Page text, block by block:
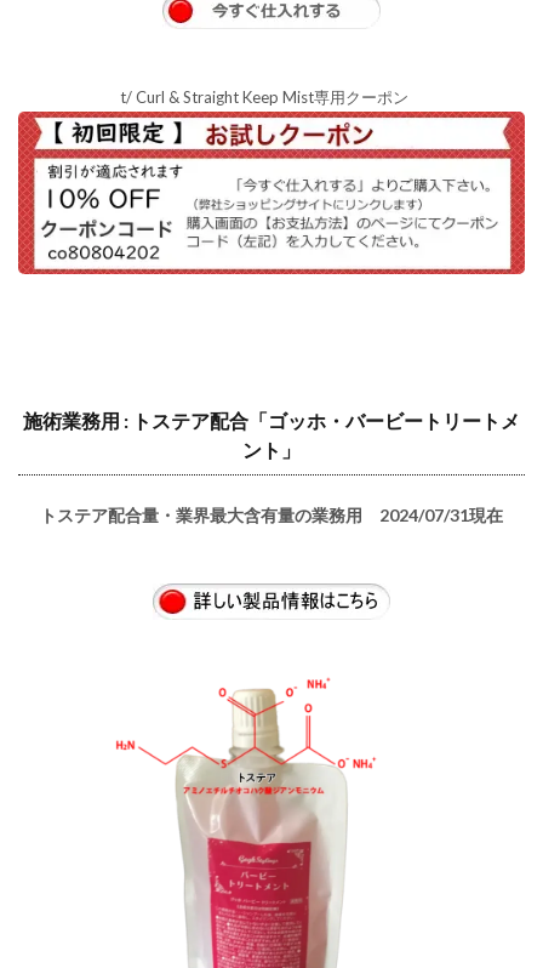
t/ Curl & Straight Keep Mist専用クーポン
施術業務用 : トステア配合「ゴッホ・バービートリートメ
ント」
トステア配合量・業界最大含有量の業務用 2024/07/31現在